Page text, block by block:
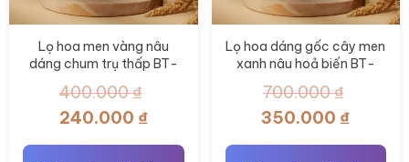
Lọ hoa men vàng nâu
dáng chum trụ thấp BT-
400.000₫
Giá
240.000 ₫Giá
Lọ hoa dáng gốc cây men
xanh nâu hoả biến BT-
700.000₫
Giá
350.000 ₫Giá